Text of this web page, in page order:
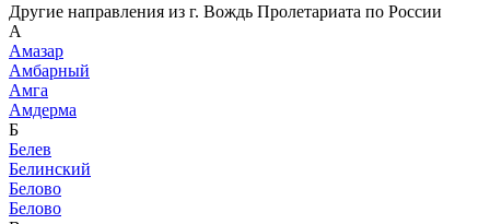
Другие направления из г. Вождь Пролетариата по России
А
Амазар
Амбарный
Амга
Амдерма
Б
Белев
Белинский
Белово
Белово